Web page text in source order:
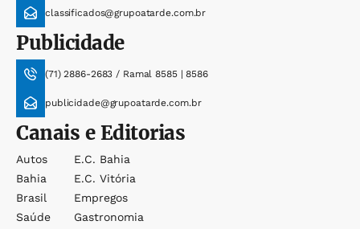
classificados@grupoatarde.com.br
Publicidade
(71) 2886-2683 / Ramal 8585 | 8586
publicidade@grupoatarde.com.br
Canais e Editorias
Autos
Bahia
Brasil
Saúde
E.c. Bahia
E.c. Vitória
Empregos
Gastronomia